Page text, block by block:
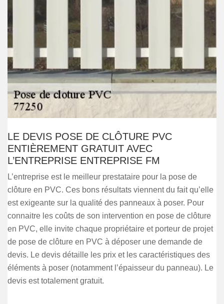
LE DEVIS POSE DE CLÔTURE PVC
ENTIÈREMENT GRATUIT AVEC
L’ENTREPRISE ENTREPRISE FM
L’entreprise est le meilleur prestataire pour la pose de
clôture en PVC. Ces bons résultats viennent du fait qu’elle
est exigeante sur la qualité des panneaux à poser. Pour
connaitre les coûts de son intervention en pose de clôture
en PVC, elle invite chaque propriétaire et porteur de projet
de pose de clôture en PVC à déposer une demande de
devis. Le devis détaille les prix et les caractéristiques des
éléments à poser (notamment l’épaisseur du panneau). Le
devis est totalement gratuit.